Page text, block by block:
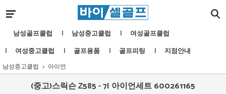
남성골프클럽 남성중고클럽
여성골프클럽
여성중고클럽
골프용품 골프피팅 지점안내
남성중고클럽 아이언
(중고)스릭슨 Z585 - 7I 아이언세트 600261165